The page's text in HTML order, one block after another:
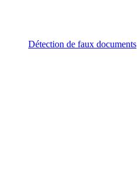
Détection de faux documents